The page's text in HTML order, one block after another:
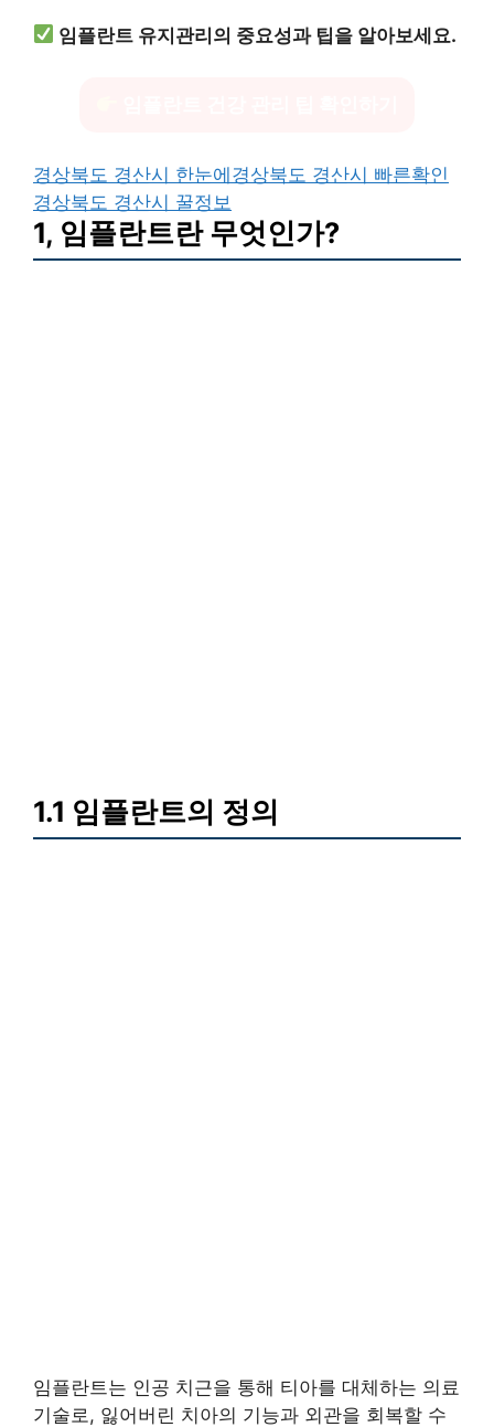
임플란트 유지관리의 중요성과 팁을 알아보세요.
경상북도 경산시 한눈에경상북도 경산시 빠른확인
경상북도 경산시 꿀정보
1, 임플란트란 무엇인가?
1.1 임플란트의 정의
임플란트는 인공 치근을 통해 티아를 대체하는 의료
기술로, 잃어버린 치아의 기능과 외관을 회복할 수